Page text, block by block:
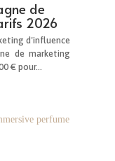
de
2026
d'influence
de marketing
€ pour...